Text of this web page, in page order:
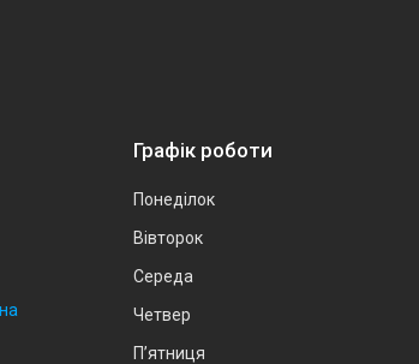
Графік роботи
Понеділок
Вівторок
Середа
Четвер
Пʼятниця